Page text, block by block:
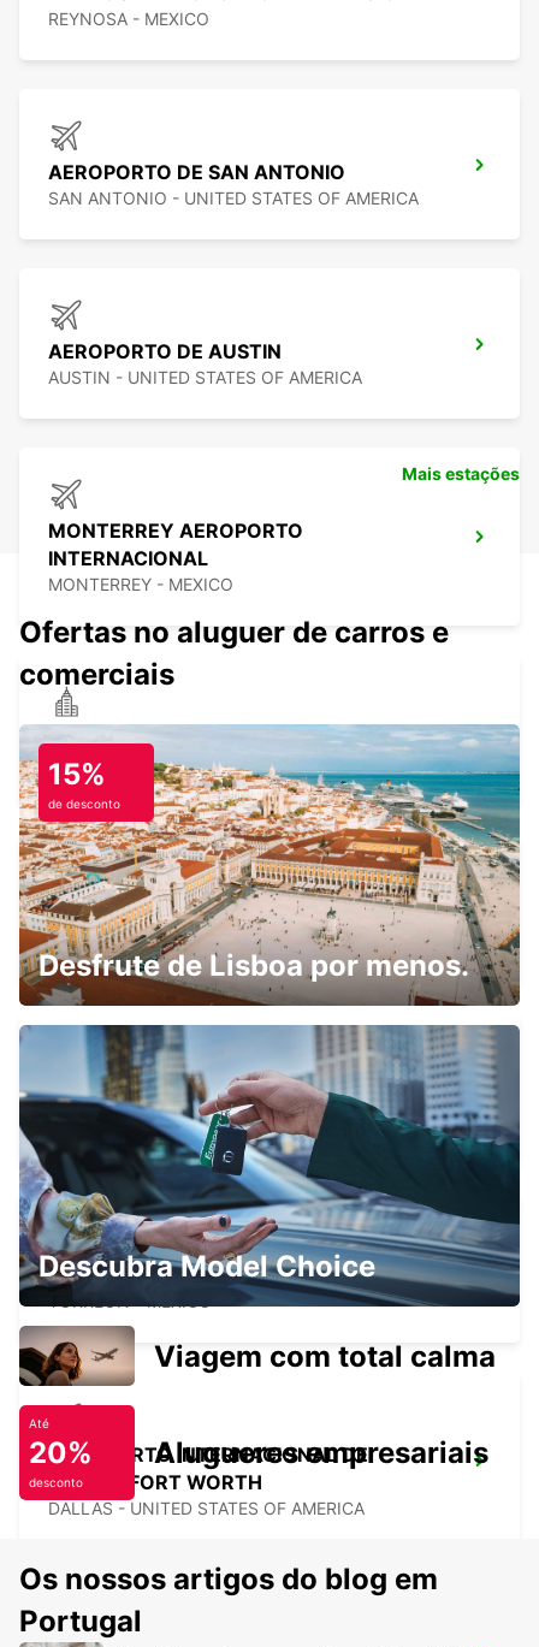
REYNOSA - MEXICO
AEROPORTO DE SAN ANTONIO
SAN ANTONIO - UNITED STATES OF AMERICA
AEROPORTO DE AUSTIN
AUSTIN - UNITED STATES OF AMERICA
MONTERREY AEROPORTO
INTERNACIONAL
MONTERREY - MEXICO
MONTERREY IBIS AEROPORTO
MONTERREY - MEXICO
MONTERREY NOVOTEL
MONTERREY - MEXICO
SALTILLO - CENTRO
SALTILLO - MEXICO
TORREON INTERNATIONAL AIRPORT
AEROPORTO INTERNACIONAL DE
DALLAS FORT WORTH
DALLAS - UNITED STATES OF AMERICA
Mais estações
Ofertas no aluguer de carros e
comerciais
15%
de desconto
Desfrute de Lisboa por menos.
Descubra Model Choice
Viagem com total calma
Até
20%
desconto
Alugueres empresariais
Os nossos artigos do blog em
Portugal